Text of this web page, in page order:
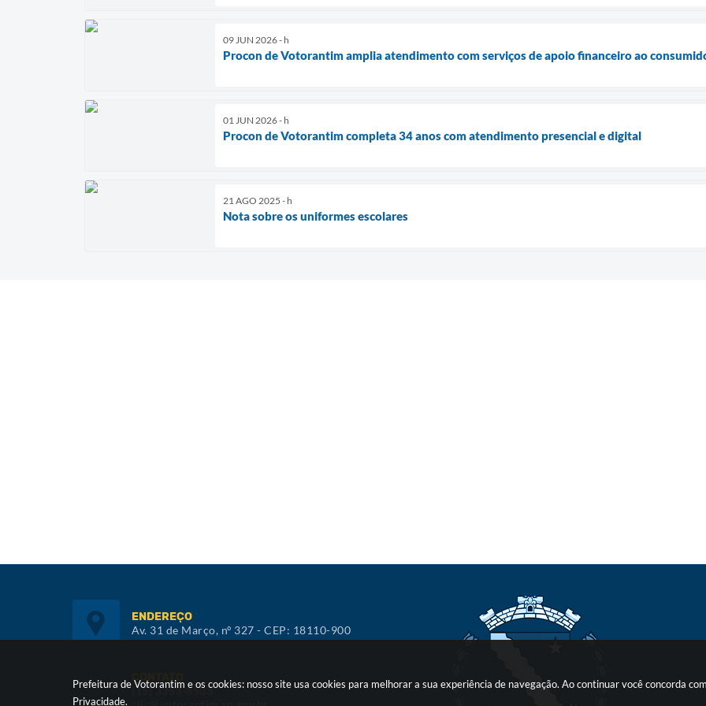
Prefeitura de Votorantim e os cookies: nosso site usa cookies para melhorar a sua experiência de navegação. Ao continuar você concorda
Privacidade.
09 JUN 2026 - h
Procon de Votorantim amplia atendimento com serviços de apoio financeiro ao
01 JUN 2026 - h
Procon de Votorantim completa 34 anos com atendimento presencial e digital
21 AGO 2025 - h
Nota sobre os uniformes escolares
ENDEREÇO
Av. 31 de Março, nº 327 - CEP: 18110-900
CONTATO
(15) 3353-8533